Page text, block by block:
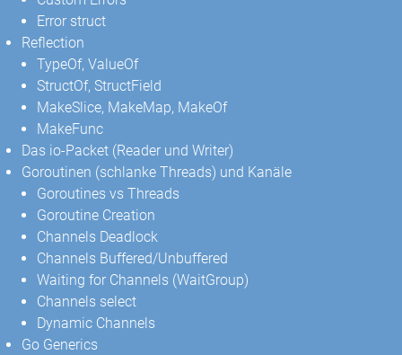
Error struct
Reflection
TypeOf, ValueOf
StructOf, StructField
MakeSlice, MakeMap, MakeOf
MakeFunc
Das io-Packet (Reader und Writer)
Goroutinen (schlanke Threads) und Kanäle
Goroutines vs Threads
Goroutine Creation
Channels Deadlock
Channels Buffered/Unbuffered
Waiting for Channels (WaitGroup)
Channels select
Dynamic Channels
Go Generics